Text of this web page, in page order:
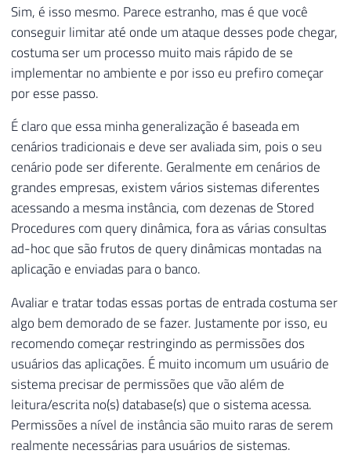
Sim, é isso mesmo. Parece estranho, mas é que você
conseguir limitar até onde um ataque desses pode chegar,
costuma ser um processo muito mais rápido de se
implementar no ambiente e por isso eu prefiro começar
por esse passo.
É claro que essa minha generalização é baseada em
cenários tradicionais e deve ser avaliada sim, pois o seu
cenário pode ser diferente. Geralmente em cenários de
grandes empresas, existem vários sistemas diferentes
acessando a mesma instância, com dezenas de Stored
Procedures com query dinâmica, fora as várias consultas
ad-hoc que são frutos de query dinâmicas montadas na
aplicação e enviadas para o banco.
Avaliar e tratar todas essas portas de entrada costuma ser
algo bem demorado de se fazer. Justamente por isso, eu
recomendo começar restringindo as permissões dos
usuários das aplicações. É muito incomum um usuário de
sistema precisar de permissões que vão além de
leitura/escrita no(s) database(s) que o sistema acessa.
Permissões a nível de instância são muito raras de serem
realmente necessárias para usuários de sistemas.